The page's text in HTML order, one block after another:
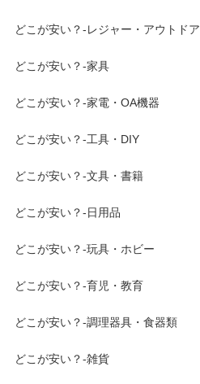
どこが安い？-レジャー・アウトドア
どこが安い？-家具
どこが安い？-家電・OA機器
どこが安い？-工具・DIY
どこが安い？-文具・書籍
どこが安い？-日用品
どこが安い？-玩具・ホビー
どこが安い？-育児・教育
どこが安い？-調理器具・食器類
どこが安い？-雑貨